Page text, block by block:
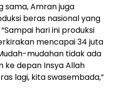
sama, Amran juga
beras nasional yang
hari ini produksi
mencapai 34 juta
mudahan tidak ada
ke depan Insya Allah
lagi, kita swasembada,”